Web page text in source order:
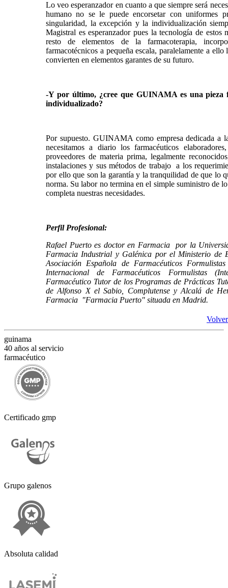
Lo veo esperanzador en cuanto a que siempre será
humano no se le puede encorsetar con uniformes
singularidad, la excepción y la individualización
Magistral es esperanzador pues la tecnología de
resto de elementos de la farmacoterapia,
farmacotécnicos a pequeña escala, paralelamente a
convierten en elementos garantes de su futuro.
-Y por último, ¿cree que GUINAMA es una pieza
individualizado?
Por supuesto. GUINAMA como empresa dedicada a
necesitamos a diario los farmacéuticos
proveedores de materia prima, legalmente
instalaciones y sus métodos de trabajo a los
por ello que son la garantía y la tranquilidad de que lo
norma. Su labor no termina en el simple suministro de
completa nuestras necesidades.
Perfil Profesional:
Rafael Puerto es doctor en Farmacia por la
Farmacia Industrial y Galénica por el Ministerio de
Asociación Española de Farmacéuticos
Internacional de Farmacéuticos Formulistas
Farmacéutico Tutor de los Programas de Prácticas
de Alfonso X el Sabio, Complutense y Alcalá de
Farmacia "Farmacia Puerto" situada en Madrid.
guinama
40 años al servicio
farmacéutico
Certificado gmp
Grupo galenos
Absoluta calidad